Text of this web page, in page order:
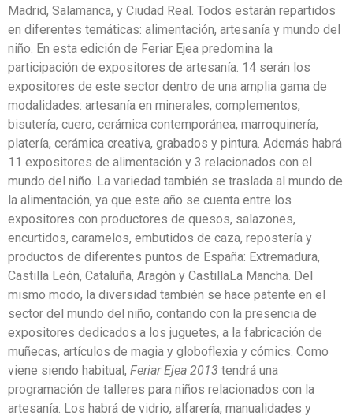
Madrid, Salamanca, y Ciudad Real. Todos estarán repartidos
en diferentes temáticas: alimentación, artesanía y mundo del
niño. En esta edición de Feriar Ejea predomina la
participación de expositores de artesanía. 14 serán los
expositores de este sector dentro de una amplia gama de
modalidades: artesanía en minerales, complementos,
bisutería, cuero, cerámica contemporánea, marroquinería,
platería, cerámica creativa, grabados y pintura. Además habrá
11 expositores de alimentación y 3 relacionados con el
mundo del niño. La variedad también se traslada al mundo de
la alimentación, ya que este año se cuenta entre los
expositores con productores de quesos, salazones,
encurtidos, caramelos, embutidos de caza, repostería y
productos de diferentes puntos de España: Extremadura,
Castilla León, Cataluña, Aragón y CastillaLa Mancha. Del
mismo modo, la diversidad también se hace patente en el
sector del mundo del niño, contando con la presencia de
expositores dedicados a los juguetes, a la fabricación de
muñecas, artículos de magia y globoflexia y cómics. Como
viene siendo habitual, Feriar Ejea 2013 tendrá una
programación de talleres para niños relacionados con la
artesanía. Los habrá de vidrio, alfarería, manualidades y